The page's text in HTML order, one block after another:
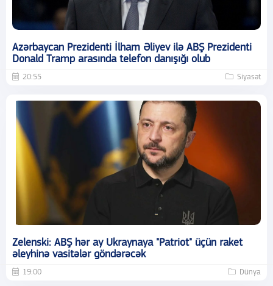
Azərbaycan Prezidenti İlham Əliyev ilə ABŞ Prezidenti
Donald Tramp arasında telefon danışığı olub
20:55 Siyasət
Zelenski: ABŞ hər ay Ukraynaya "Patriot" üçün raket
əleyhinə vasitələr göndərəcək
19:00 Dünya